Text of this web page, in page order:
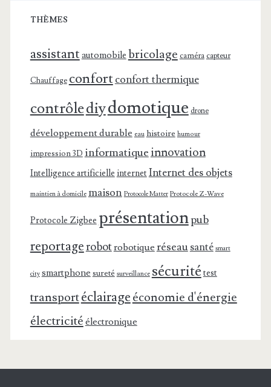
THÈMES
assistant automobile bricolage caméra capteur
Chauffage confortconfort thermique
contrôlediydomotique drone
développement durable eau histoire humour
impression 3D informatiqueinnovation
Intelligence artificielle internet Internet des objets
maintien à domicile maison Protocole Matter Protocole Z-Wave
Protocole Zigbee présentationpub
reportagerobotrobotique réseausanté smart
city smartphone sureté surveillance sécuritétest
transportéclairageéconomie d'énergie
électricité électronique